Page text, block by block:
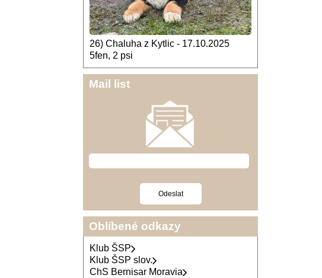
26) Chaluha z Kytlic - 17.10.2025
5fen, 2 psi
Mail list
Oblíbené odkazy
Klub ŠSP
Klub ŠSP slov.
ChS Bernisar Moravia